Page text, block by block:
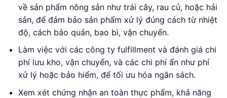
về sản phẩm nông sản như trái cây, rau củ, hoặc hải
sản, để đảm bảo sản phẩm xử lý đúng cách từ nhiệt
độ, cách bảo quản, bao bì, vận chuyển.
Làm việc với các công ty fulfillment và đánh giá chi
phí lưu kho, vận chuyển, và các chi phí ẩn như phí
xử lý hoặc bảo hiểm, để tối ưu hóa ngân sách.
Xem xét chứng nhận an toàn thực phẩm, khả năng